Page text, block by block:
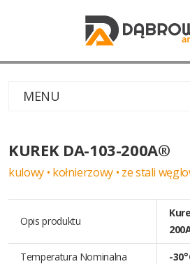
MENU
KUREK DA-103-200A®
kulowy • kołnierzowy • ze stali
Opis produktu
Temperatura Nominalna -